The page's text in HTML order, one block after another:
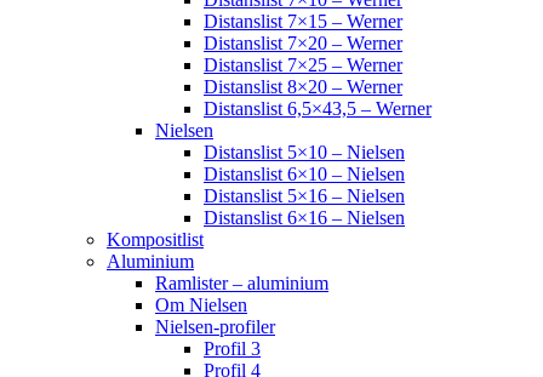
Distanslist 7×15 – Werner
Distanslist 7×20 – Werner
Distanslist 7×25 – Werner
Distanslist 8×20 – Werner
Distanslist 6,5×43,5 – Werner
Nielsen
Distanslist 5×10 – Nielsen
Distanslist 6×10 – Nielsen
Distanslist 5×16 – Nielsen
Distanslist 6×16 – Nielsen
Kompositlist
Aluminium
Ramlister – aluminium
Om Nielsen
Nielsen-profiler
Profil 3
Profil 4